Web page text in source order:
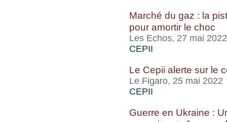
Marché du gaz : la
pour amortir le choc
Les Echos, 27 mai 2022
CEPII
Le Cepii alerte sur le
Le Figaro, 25 mai 2022
CEPII
Guerre en Ukraine :